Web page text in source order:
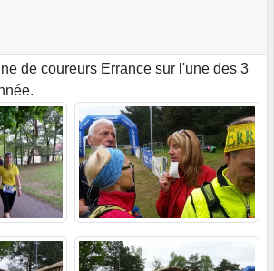
de coureurs Errance sur l'une des 3